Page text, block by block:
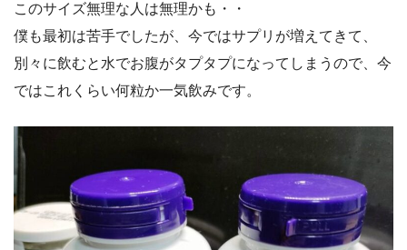
このサイズ無理な人は無理かも・・
僕も最初は苦手でしたが、今ではサプリが増えてきて、
別々に飲むと水でお腹がタプタプになってしまうので、今
ではこれくらい何粒か一気飲みです。